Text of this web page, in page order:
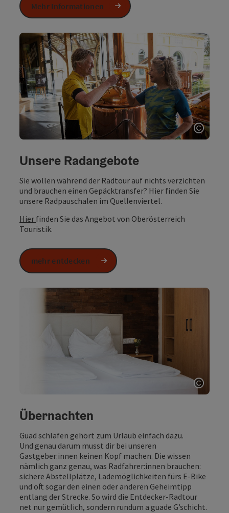
Mehr Informationen
Unsere Radangebote
Sie wollen während der Radtour auf nichts verzichten
und brauchen einen Gepäcktransfer? Hier finden Sie
unsere Radpauschalen im Quellenviertel.
Hier finden Sie das Angebot von Oberösterreich
Touristik.
mehr entdecken
Übernachten
Guad schlafen gehört zum Urlaub einfach dazu.
Und genau darum musst dir bei unseren
Gastgeber:innen keinen Kopf machen. Die wissen
nämlich ganz genau, was Radfahrer:innen brauchen:
sichere Abstellplätze, Lademöglichkeiten fürs E-Bike
und oft sogar den einen oder anderen Geheimtipp
entlang der Strecke. So wird die Entdecker-Radtour
net nur gemütlich, sondern rundum a guade G’schicht.